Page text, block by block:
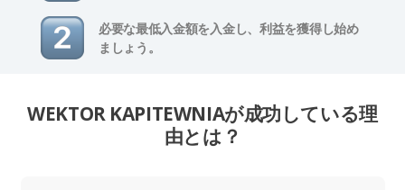
必要な最低入金額を入金し、利益を獲得し始め
ましょう。
WEKTOR KAPITEWNIAが成功している理
由とは？